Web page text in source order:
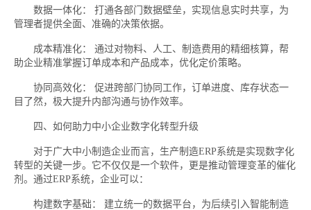
数据一体化： 打通各部门数据壁垒，实现信息实时共享，为
管理者提供全面、准确的决策依据。
成本精准化： 通过对物料、人工、制造费用的精细核算，帮
助企业精准掌握订单成本和产品成本，优化定价策略。
协同高效化： 促进跨部门协同工作，订单进度、库存状态一
目了然，极大提升内部沟通与协作效率。
四、如何助力中小企业数字化转型升级
对于广大中小制造企业而言，生产制造ERP系统是实现数字化
转型的关键一步。它不仅仅是一个软件，更是推动管理变革的催化
剂。通过ERP系统，企业可以：
构建数字基础： 建立统一的数据平台，为后续引入智能制造